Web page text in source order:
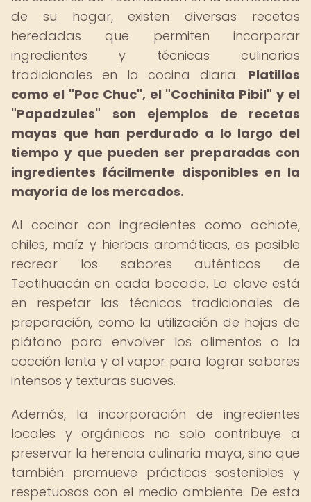
de su hogar, existen diversas recetas
heredadas que permiten incorporar
ingredientes y técnicas culinarias
tradicionales en la cocina diaria. Platillos
como el "Poc Chuc", el "Cochinita Pibil" y el
"Papadzules" son ejemplos de recetas
mayas que han perdurado a lo largo del
tiempo y que pueden ser preparadas con
ingredientes fácilmente disponibles en la
mayoría de los mercados.
Al cocinar con ingredientes como achiote,
chiles, maíz y hierbas aromáticas, es posible
recrear los sabores auténticos de
Teotihuacán en cada bocado. La clave está
en respetar las técnicas tradicionales de
preparación, como la utilización de hojas de
plátano para envolver los alimentos o la
cocción lenta y al vapor para lograr sabores
intensos y texturas suaves.
Además, la incorporación de ingredientes
locales y orgánicos no solo contribuye a
preservar la herencia culinaria maya, sino que
también promueve prácticas sostenibles y
respetuosas con el medio ambiente. De esta